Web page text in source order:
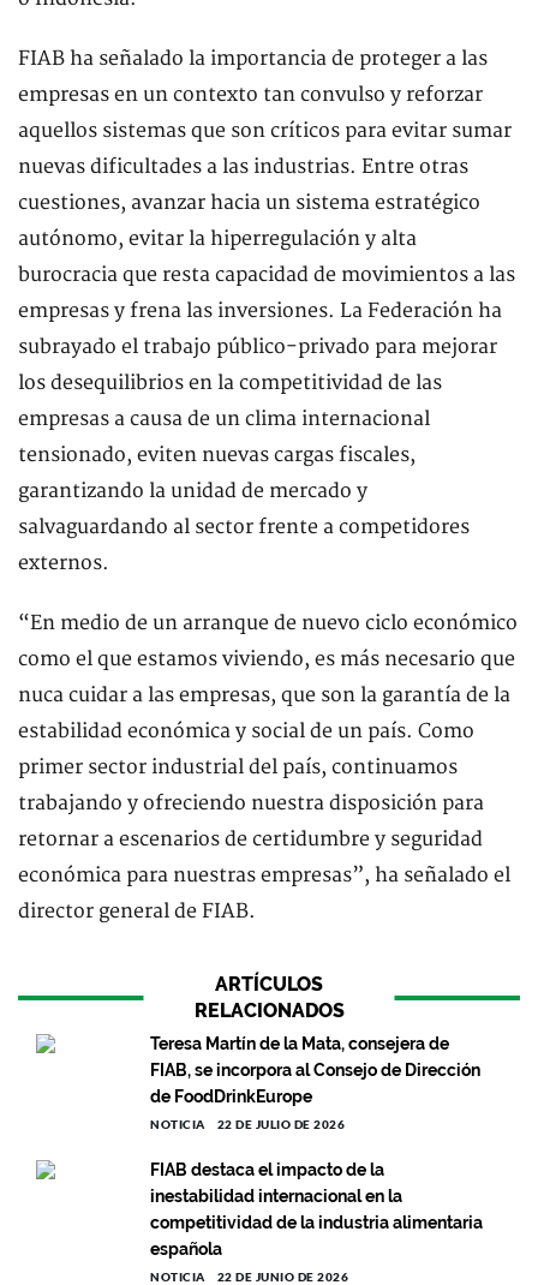
FIAB ha señalado la importancia de proteger a las
empresas en un contexto tan convulso y reforzar
aquellos sistemas que son críticos para evitar sumar
nuevas dificultades a las industrias. Entre otras
cuestiones, avanzar hacia un sistema estratégico
autónomo, evitar la hiperregulación y alta
burocracia que resta capacidad de movimientos a las
empresas y frena las inversiones. La Federación ha
subrayado el trabajo público-privado para mejorar
los desequilibrios en la competitividad de las
empresas a causa de un clima internacional
tensionado, eviten nuevas cargas fiscales,
garantizando la unidad de mercado y
salvaguardando al sector frente a competidores
externos.
“En medio de un arranque de nuevo ciclo económico
como el que estamos viviendo, es más necesario que
nuca cuidar a las empresas, que son la garantía de la
estabilidad económica y social de un país. Como
primer sector industrial del país, continuamos
trabajando y ofreciendo nuestra disposición para
retornar a escenarios de certidumbre y seguridad
económica para nuestras empresas”, ha señalado el
director general de FIAB.
ARTÍCULOS
RELACIONADOS
Teresa Martín de la Mata, consejera de
FIAB, se incorpora al Consejo de Dirección
de FoodDrinkEurope
NOTICIA 22 DE JULIO DE 2026
FIAB destaca el impacto de la
inestabilidad internacional en la
competitividad de la industria alimentaria
española
NOTICIA 22 DE JUNIO DE 2026